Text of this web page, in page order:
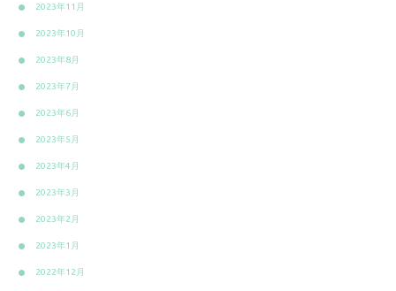
2023年11月
2023年10月
2023年8月
2023年7月
2023年6月
2023年5月
2023年4月
2023年3月
2023年2月
2023年1月
2022年12月